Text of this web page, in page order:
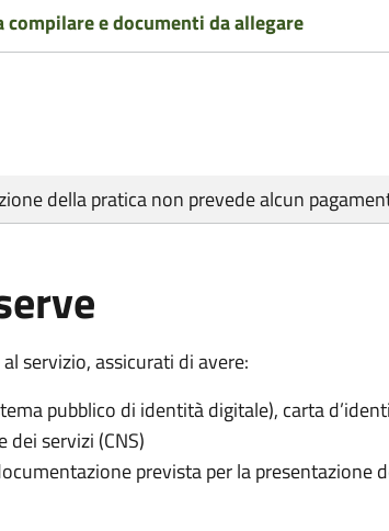
compilare e documenti da allegare
della pratica non prevede alcun
servizio, assicurati di avere:
pubblico di identità digitale), carta
dei servizi (CNS)
prevista per la presentazione